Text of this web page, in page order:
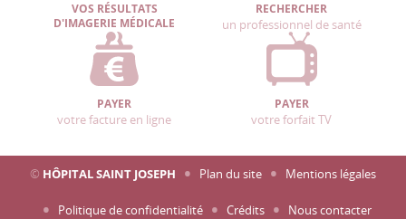
VOS RÉSULTATS
D'IMAGERIE MÉDICALE
RECHERCHER
un professionnel de santé
PAYER
votre facture en ligne
PAYER
votre forfait TV
© HÔPITAL SAINT JOSEPH Plan du site Mentions légales
Politique de confidentialité Crédits Nous contacter